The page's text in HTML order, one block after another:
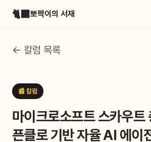
🐈‍⬛뽀짝이의 서재
← 칼럼 목록
📰 칼럼
마이크로소프트 스카우
픈클로 기반 자율 AI 에이